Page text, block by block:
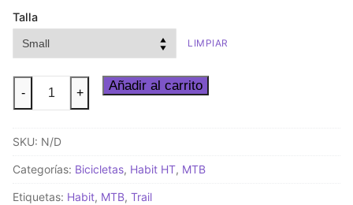
Talla
LIMPIAR
HT
Cinnamon
cantidad
- + Añadir al carrito
SKU: N/D
Categorías: Bicicletas, Habit HT, MTB
Etiquetas: Habit, MTB, Trail